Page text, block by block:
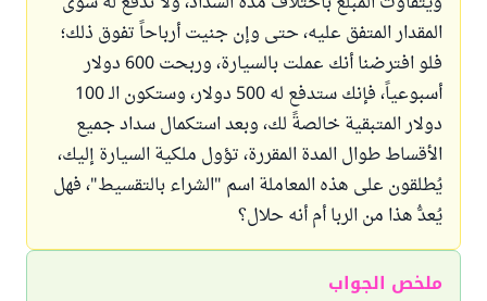
المقدار المتفق عليه، حتى وإن جنيت أرباحاً تفوق ذلك؛
فلو افترضنا أنك عملت بالسيارة، وربحت 600 دولار
أسبوعياً، فإنك ستدفع له 500 دولار، وستكون الـ 100
دولار المتبقية خالصةً لك، وبعد استكمال سداد جميع
الأقساط طوال المدة المقررة، تؤول ملكية السيارة إليك،
يُطلقون على هذه المعاملة اسم "الشراء بالتقسيط"، فهل
يُعدُّ هذا من الربا أم أنه حلال؟
ملخص الجواب